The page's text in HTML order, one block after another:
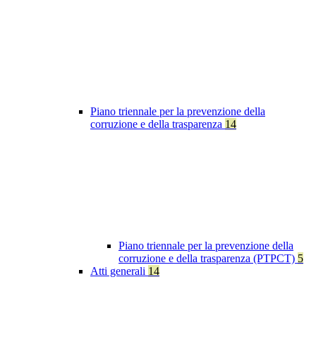
Piano triennale per la prevenzione della
corruzione e della trasparenza 14
Piano triennale per la prevenzione della
corruzione e della trasparenza (PTPCT) 5
Atti generali 14